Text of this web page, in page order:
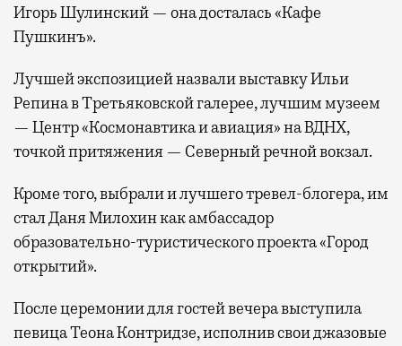
Игорь Шулинский — она досталась «Кафе
Пушкинъ».
Лучшей экспозицией назвали выставку Ильи
Репина в Третьяковской галерее, лучшим музеем
— Центр «Космонавтика и авиация» на ВДНХ,
точкой притяжения — Северный речной вокзал.
Кроме того, выбрали и лучшего тревел-блогера, им
стал Даня Милохин как амбассадор
образовательно-туристического проекта «Город
открытий».
После церемонии для гостей вечера выступила
певица Теона Контридзе, исполнив свои джазовые